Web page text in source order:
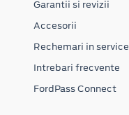
Garantii si revizii
Accesorii
Rechemari in service
Intrebari frecvente
FordPass Connect